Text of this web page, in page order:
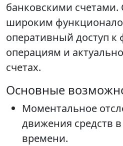
банковскими
широким
оперативный доступ
операциям и
счетах.
Основные
Моментальное
движения средств
времени.